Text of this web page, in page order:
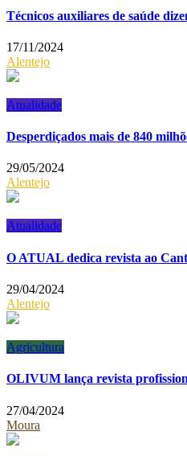
Técnicos auxiliares de saúde
17/11/2024
Alentejo
Atualidade
Desperdiçados mais de 840
29/05/2024
Alentejo
Atualidade
O ATUAL dedica revista ao
29/04/2024
Alentejo
Agricultura
OLIVUM lança revista
27/04/2024
Moura